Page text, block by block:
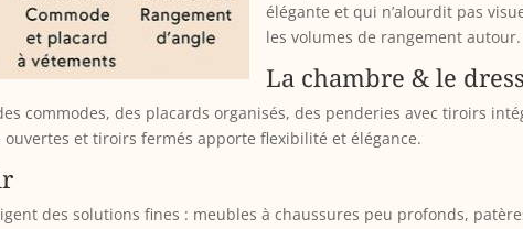
élégante et qui n’alourdit pas
les volumes de rangement autour.
La chambre & le
commodes, des placards organisés, des penderies avec tiroirs
et tiroirs fermés apporte flexibilité et élégance.
des solutions fines : meubles à chaussures peu profonds,